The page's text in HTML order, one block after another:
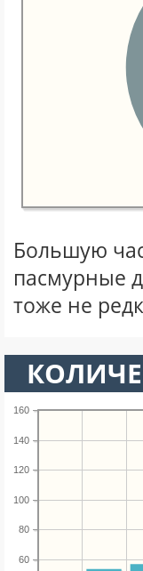
Большую
пасмурные
тоже не
60
80
100
120
140
160